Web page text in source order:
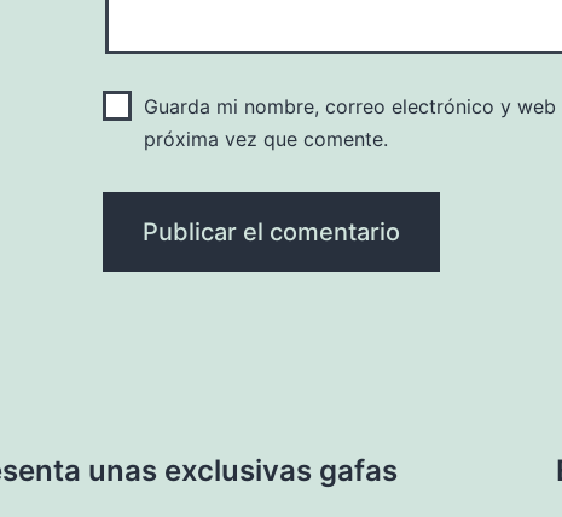
Guarda mi nombre, correo electrónico y
próxima vez que comente.
unas exclusivas gafas